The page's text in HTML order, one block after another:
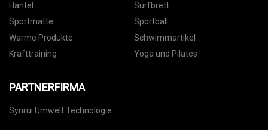
Hantel
Surfbrett
Sportmatte
Sportball
Warme Produkte
Schwimmartikel
Krafttraining
Yoga und Pilates
PARTNERFIRMA
Synrui Umwelt Technologie